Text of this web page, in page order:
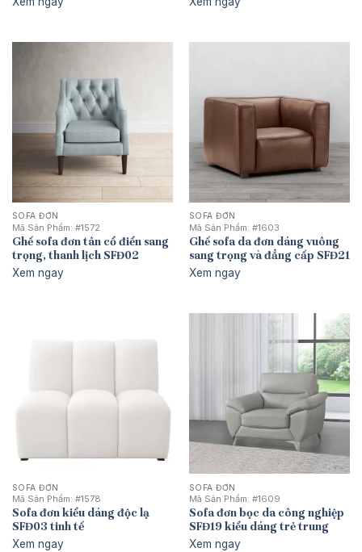
SOFA ĐƠN
Mã Sản Phẩm: #1572
Ghế sofa đơn tân cổ điển sang
trọng, thanh lịch SFĐ02
Xem ngay
SOFA ĐƠN
Mã Sản Phẩm: #1603
Ghế sofa da đơn dáng vuông
sang trọng và đẳng cấp SFĐ21
Xem ngay
SOFA ĐƠN
Mã Sản Phẩm: #1578
Sofa đơn kiểu dáng độc lạ
SFĐ03 tinh tế
Xem ngay
SOFA ĐƠN
Mã Sản Phẩm: #1609
Sofa đơn bọc da công nghiệp
SFĐ19 kiểu dáng trẻ trung
Xem ngay